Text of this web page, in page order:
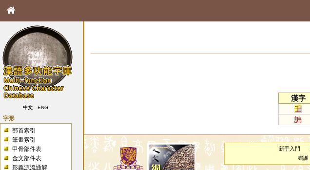
中文 ENG
字形
部首索引
筆畫索引
甲骨部件表
金文部件表
形義源流通解
漢字
壬
諞
新手入門
鳴謝